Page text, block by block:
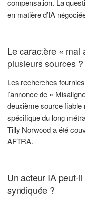
compensation. La
en matière d’IA
Le caractère « mal
plusieurs sources ?
Les recherches
l’annonce de «
deuxième source fiable
spécifique du long
Tilly Norwood a été
AFTRA.
Un acteur IA peut-
syndiquée ?